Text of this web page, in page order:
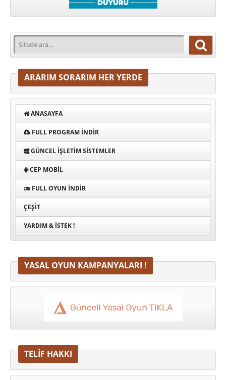
ARARIM SORARIM HER YERDE
ANASAYFA
FULL PROGRAM INDIR
GÜNCEL İŞLETIM SISTEMLER
CEP MOBIL
FULL OYUN İNDIR
ÇEŞIT
YARDIM & İSTEK !
YASAL OYUN KAMPANYALARI !
TELİF HAKKI